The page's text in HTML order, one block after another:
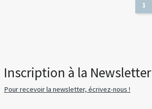
1
Inscription à la Newsletter
Pour recevoir la newsletter, écrivez-nous !